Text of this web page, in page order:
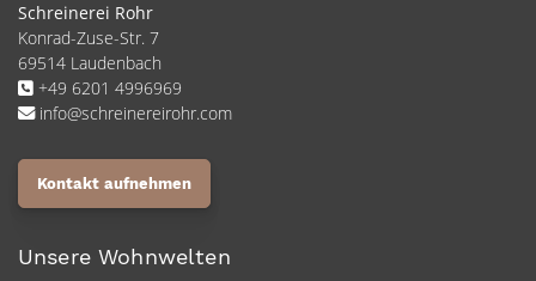
Schreinerei Rohr
Konrad-Zuse-Str. 7
69514 Laudenbach
+49 6201 4996969
info@schreinereirohr.com
Kontakt aufnehmen
Unsere Wohnwelten